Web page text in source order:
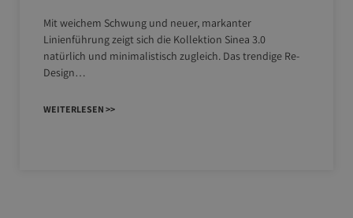
Mit weichem Schwung und neuer, markanter
Linienführung zeigt sich die Kollektion Sinea 3.0
natürlich und minimalistisch zugleich. Das trendige Re-
Design…
WEITERLESEN >>